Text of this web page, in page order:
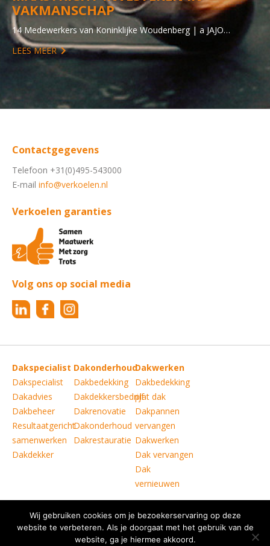
VAKMANSCHAP
14 Medewerkers van Koninklijke Woudenberg | a JAJO…
LEES MEER
Contactgegevens
Telefoon +31(0)495-543000
E-mail info@verkoelen.nl
Verkoelen garanties
Volg ons op social media
Dakspecialist
Dakspecialist
Dakadvies
Dakbeheer
Resultaatgericht
samenwerken
Dakdekker
Dakonderhoud
Dakbedekking
Dakdekkersbedrijf
Dakrenovatie
Dakonderhoud
Dakrestauratie
Dakwerken
Dakbedekking
plat dak
Dakpannen
vervangen
Dakwerken
Dak vervangen
Dak
vernieuwen
Copyright © Verkoelen Dakspecialisten Weert B.V.
|
Disclaimer
| Copyright | Privacy statement
Wij gebruiken cookies om je bezoekerservaring op deze
website te verbeteren. Als je doorgaat met het gebruik van de
website, ga je hiermee akkoord.